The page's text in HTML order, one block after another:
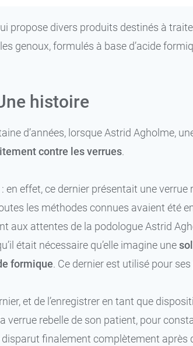
propose divers produits destinés à
genoux, formulés à base d’acide
histoire
d’années, lorsque Astrid Agholme,
contre les verrues.
en effet, ce dernier présentait une
les méthodes connues avaient été
aux attentes de la podologue Astrid
était nécessaire qu’elle imagine une
formique. Ce dernier est utilisé pour
et de l’enregistrer en tant que
verrue rebelle de son patient, pour
disparut finalement complètement